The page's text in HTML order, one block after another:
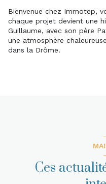
Bienvenue chez Immotep,
chaque projet devient une
Guillaume, avec son père
une atmosphère
dans la Drôme.
Ces